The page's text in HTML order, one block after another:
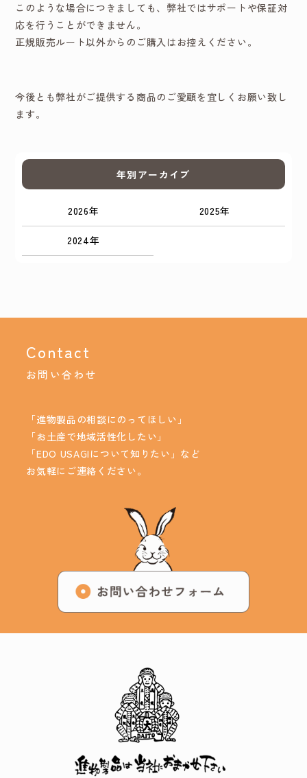
年別アーカイブ
2026年 2025年
2024年
このような場合につきましても、弊社ではサポートや保証対
応を行うことができません。
正規販売ルート以外からのご購入はお控えください。
今後とも弊社がご提供する商品のご愛顧を宜しくお願い致し
ます。
Contact
お問い合わせ
「進物製品の相談にのってほしい」
「お土産で地域活性化したい」
「EDO USAGIについて知りたい」など
お気軽にご連絡ください。